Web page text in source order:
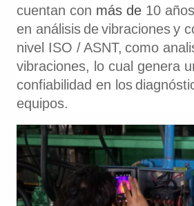
cuentan con más de 10
en análisis devibracionesy
nivel ISO /ASNT, como
vibraciones, lo cual genera
confiabilidad en los
equipos.